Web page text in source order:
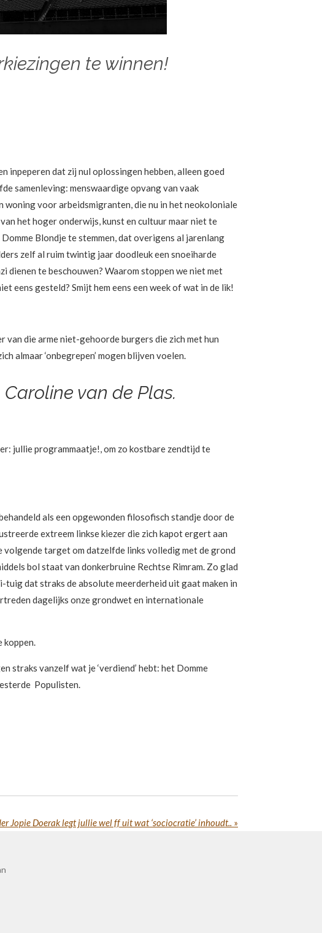
te winnen!
inpeperen dat zij nul oplossingen hebben, alleen goed
samenleving: menswaardige opvang van vaak
voor arbeidsmigranten, die nu in het neokoloniale
het hoger onderwijs, kunst en cultuur maar niet te
Blondje te stemmen, dat overigens al jarenlang
zelf al ruim twintig jaar doodleuk een snoeiharde
dienen te beschouwen? Waarom stoppen we niet met
eens gesteld? Smijt hem eens een week of wat in de lik!
die arme niet-gehoorde burgers die zich met hun
almaar ‘onbegrepen’ mogen blijven voelen.
van de Plas.
jullie programmaatje!, om zo kostbare zendtijd te
als een opgewonden filosofisch standje door de
extreem linkse kiezer die zich kapot ergert aan
volgende target om datzelfde links volledig met de grond
bol staat van donkerbruine Rechtse Rimram. Zo glad
dat straks de absolute meerderheid uit gaat maken in
dagelijks onze grondwet en internationale
koppen.
straks vanzelf wat je ‘verdiend’ hebt: het Domme
Populisten.
Jopie Doerak legt jullie wel ff uit wat ‘sociocratie’ inhoudt.. »